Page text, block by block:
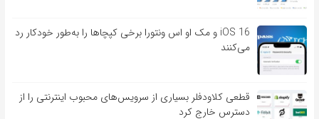
iOS 16 و مک او اس ونتورا برخی کپچاها را به‌طور خودکار رد
می‌کنند
قطعی کلاودفلر بسیاری از سرویس‌های محبوب اینترنتی را از
دسترس خارج کرد